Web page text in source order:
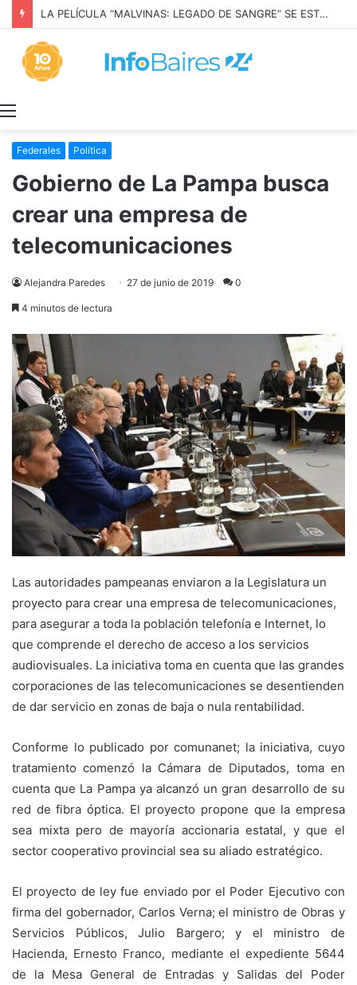
LA PELÍCULA “MALVINAS: LEGADO DE SANGRE” SE ESTRENARÁ EN PRIME VIDEO
Federales Política
Gobierno de La Pampa busca
crear una empresa de
telecomunicaciones
Alejandra Paredes 27 de junio de 2019 0
4 minutos de lectura
Las autoridades pampeanas enviaron a la Legislatura un
proyecto para crear una empresa de telecomunicaciones,
para asegurar a toda la población telefonía e Internet, lo
que comprende el derecho de acceso a los servicios
audiovisuales. La iniciativa toma en cuenta que las grandes
corporaciones de las telecomunicaciones se desentienden
de dar servicio en zonas de baja o nula rentabilidad.
Conforme lo publicado por comunanet; la iniciativa, cuyo
tratamiento comenzó la Cámara de Diputados, toma en
cuenta que La Pampa ya alcanzó un gran desarrollo de su
red de fibra óptica. El proyecto propone que la empresa
sea mixta pero de mayoría accionaria estatal, y que el
sector cooperativo provincial sea su aliado estratégico.
El proyecto de ley fue enviado por el Poder Ejecutivo con
firma del gobernador, Carlos Verna; el ministro de Obras y
Servicios Públicos, Julio Bargero; y el ministro de
Hacienda, Ernesto Franco, mediante el expediente 5644
de la Mesa General de Entradas y Salidas del Poder